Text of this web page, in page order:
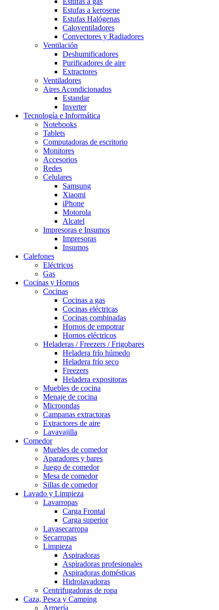
Estufas a kerosene
Estufas Halógenas
Caloventiladores
Convectores y Radiadores
Ventilación
Deshumificadores
Purificadores de aire
Extractores
Ventiladores
Aires Acondicionados
Estandar
Inverter
Tecnología e Informática
Notebooks
Tablets
Computadoras de escritorio
Monitores
Accesorios
Redes
Celulares
Samsung
Xiaomi
iPhone
Motorola
Alcatel
Impresoras e Insumos
Impresoras
Insumos
Calefones
Eléctricos
Gas
Cocinas y Hornos
Cocinas
Cocinas a gas
Cocinas eléctricas
Cocinas combinadas
Hornos de empotrar
Hornos eléctricos
Heladeras / Freezers / Frigobares
Heladera frío húmedo
Heladera frío seco
Freezers
Heladera expositoras
Muebles de cocina
Menaje de cocina
Microondas
Campanas extractoras
Extractores de aire
Lavavajilla
Comedor
Muebles de comedor
Aparadores y bares
Juego de comedor
Mesa de comedor
Sillas de comedor
Lavado y Limpieza
Lavarropas
Carga Frontal
Carga superior
Lavasecarropa
Secarropas
Limpieza
Aspiradoras
Aspiradoras profesionales
Aspiradoras domésticas
Hidrolavadoras
Centrifugadoras de ropa
Caza, Pesca y Camping
Armería